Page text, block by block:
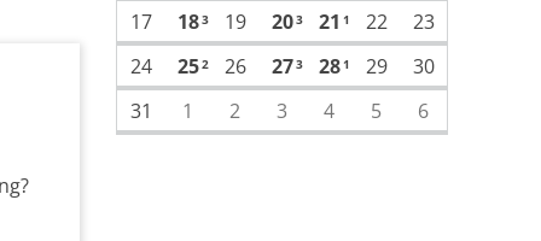
17
183 19 203 21 1 22
23
24
252 26 273 281 29
30
31
1 2 3 4 5 6